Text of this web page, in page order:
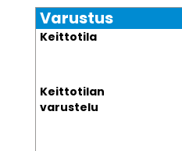
Varustus
Keittotila
Keittotilan
varustelu